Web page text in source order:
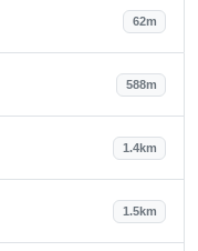
62m
588m
1.4km
1.5km